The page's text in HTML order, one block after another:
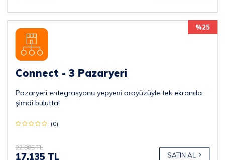
Connect - 3 Pazaryeri
Pazaryeri entegrasyonu yepyeni arayüzüyle tek ekranda
şimdi bulutta!
(0)
22.885 TL
17.135 TL SATIN AL
%25